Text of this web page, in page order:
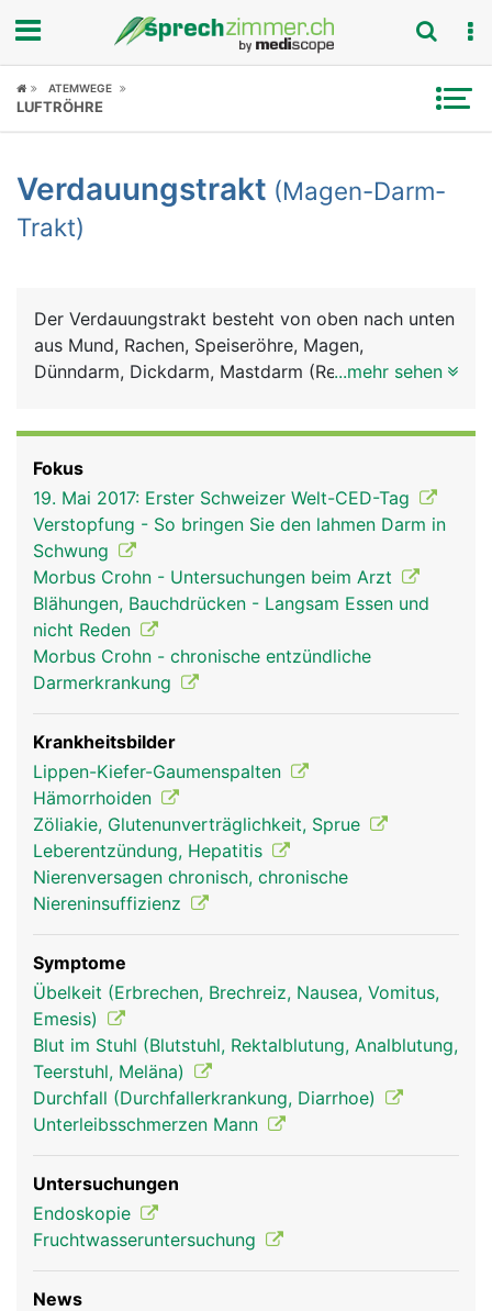
Fokus
Symptome
Ratgeber
ATEMWEGE
LUFTRÖHRE
Verdauungstrakt (Magen-Darm-
Trakt)
Der Verdauungstrakt besteht von oben nach unten
aus Mund, Rachen, Speiseröhre, Magen,
Dünndarm, Dickdarm, Mastdarm (Rektum) und
Zähnen zerkleinert und mit dem Sekret der
Speicheldrüsen vermischt. Der Speichel macht
feste Bissen gleitfähig und leitet die Verdauung
der zuckerhaltigen Lebensmittel (Kohlenhydrate)
ein. In Magen und Darm wird die Nahrung weiter
aufgespalten ("verdaut"). Dabei helfen die
Verdauungssäfte der Bauchspeicheldrüse und die
Galle aus der Leber. Wichtige Nährstoffe werden
vom Darm über die Schleimhaut ins Blut
aufgenommen und gelangen über die Pfortader in
die Leber, dem wichtigsten Stoffwechselorgan im
Körper, wo sie gespeichert und weiter verarbeitet
werden. Unverdauliche Nahrungsbestandteile
werden als Stuhl aus dem Körper ausgeschieden.
Der Darminhalt wird dabei durch kräftige,
wellenförmige Darmbewegungen (Peristaltik)
durch den Verdauungstrakt transportiert.
frau
...mehr sehen
Fokus
19. Mai 2017: Erster Schweizer Welt-CED-Tag
Verstopfung - So bringen Sie den lahmen Darm in
Schwung
Morbus Crohn - Untersuchungen beim Arzt
Blähungen, Bauchdrücken - Langsam Essen und
nicht Reden
Morbus Crohn - chronische entzündliche
Darmerkrankung
Krankheitsbilder
Lippen-Kiefer-Gaumenspalten
Hämorrhoiden
Zöliakie, Glutenunverträglichkeit, Sprue
Leberentzündung, Hepatitis
Nierenversagen chronisch, chronische
Niereninsuffizienz
Symptome
Übelkeit (Erbrechen, Brechreiz, Nausea, Vomitus,
Emesis)
Blut im Stuhl (Blutstuhl, Rektalblutung, Analblutung,
Teerstuhl, Meläna)
Durchfall (Durchfallerkrankung, Diarrhoe)
Unterleibsschmerzen Mann
Untersuchungen
Endoskopie
Fruchtwasseruntersuchung
News